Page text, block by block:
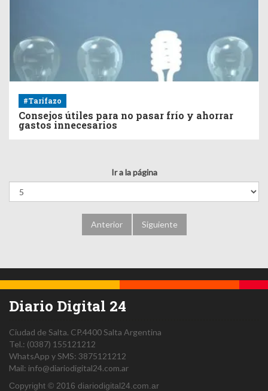
#Tarifazo
Consejos útiles para no pasar frío y ahorrar
gastos innecesarios
Ir a la página
Anterior Siguiente
Diario Digital 24
Ciudad de Salta. CP.4400Salta Argentina
Tel.: (0387) 155121212
WhatsApp y SMS: 3875121212
Mail: info@diariodigital24.com.ar
Copyright © 2016 diariodigital24.com.ar